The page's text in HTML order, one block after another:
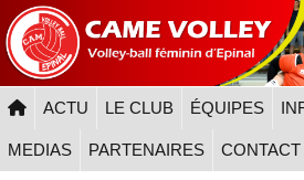
ACTU LE CLUB ÉQUIPES
MEDIAS PARTENAIRES CONTACT
Panneau de gestion des cookies